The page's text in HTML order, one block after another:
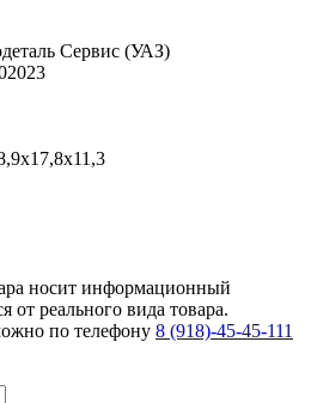
Сервис (УАЗ)
носит информационный
от реального вида товара.
по телефону 8 (918)-45-45-111